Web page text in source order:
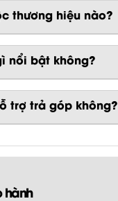
thương hiệu nào?
nổi bật không?
trợ trả góp không?
hành